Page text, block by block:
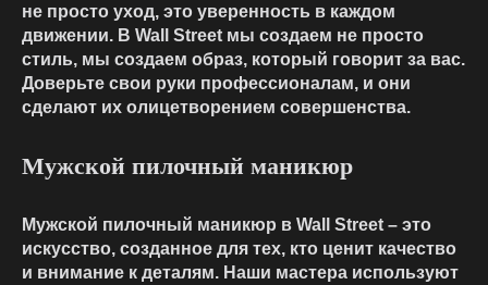
не просто уход, это уверенность в каждом
движении. В Wall Street мы создаем не просто
стиль, мы создаем образ, который говорит за вас.
Доверьте свои руки профессионалам, и они
сделают их олицетворением совершенства.
Мужской пилочный маникюр
Мужской пилочный маникюр в Wall Street – это
искусство, созданное для тех, кто ценит качество
и внимание к деталям. Наши мастера используют